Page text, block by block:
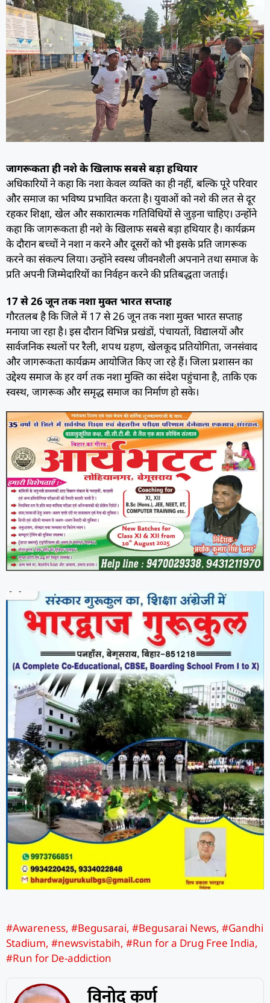
जागरूकता ही नशे के खिलाफ सबसे बड़ा हथियार
अधिकारियों ने कहा कि नशा केवल व्यक्ति का ही नहीं, बल्कि पूरे परिवार
और समाज का भविष्य प्रभावित करता है। युवाओं को नशे की लत से दूर
रहकर शिक्षा, खेल और सकारात्मक गतिविधियों से जुड़ना चाहिए। उन्होंने
कहा कि जागरूकता ही नशे के खिलाफ सबसे बड़ा हथियार है। कार्यक्रम
के दौरान बच्चों ने नशा न करने और दूसरों को भी इसके प्रति जागरूक
करने का संकल्प लिया। उन्होंने स्वस्थ जीवनशैली अपनाने तथा समाज के
प्रति अपनी जिम्मेदारियों का निर्वहन करने की प्रतिबद्धता जताई।
17 से 26 जून तक नशा मुक्त भारत सप्ताह
गौरतलब है कि जिले में 17 से 26 जून तक नशा मुक्त भारत सप्ताह
मनाया जा रहा है। इस दौरान विभिन्न प्रखंडों, पंचायतों, विद्यालयों और
सार्वजनिक स्थलों पर रैली, शपथ ग्रहण, खेलकूद प्रतियोगिता, जनसंवाद
और जागरूकता कार्यक्रम आयोजित किए जा रहे हैं। जिला प्रशासन का
उद्देश्य समाज के हर वर्ग तक नशा मुक्ति का संदेश पहुंचाना है, ताकि एक
स्वस्थ, जागरूक और समृद्ध समाज का निर्माण हो सके।
#Awareness, #Begusarai, #Begusarai News, #Gandhi
Stadium, #newsvistabih, #Run for a Drug Free India,
#Run for De-addiction
विनोद कर्ण